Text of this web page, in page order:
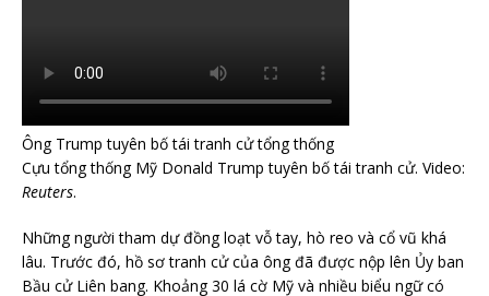
Ông Trump tuyên bố tái tranh cử tổng thống
Cựu tổng thống Mỹ Donald Trump tuyên bố tái tranh cử. Video:
Reuters.
Những người tham dự đồng loạt vỗ tay, hò reo và cổ vũ khá
lâu. Trước đó, hồ sơ tranh cử của ông đã được nộp lên Ủy ban
Bầu cử Liên bang. Khoảng 30 lá cờ Mỹ và nhiều biểu ngữ có